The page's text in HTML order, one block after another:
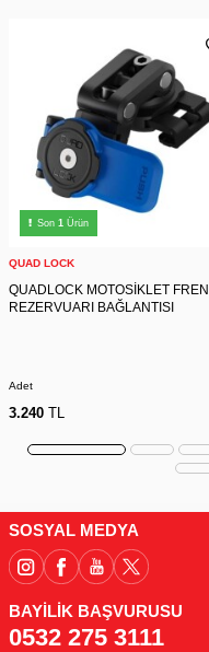
Son 1 Ürün
QUAD LOCK
QUADLOCK MOTOSİKLET FREN
REZERVUARI BAĞLANTISI
Adet
3.240 TL
SOSYAL MEDYA
BAYİLİK BAŞVURUSU
0532 275 3111